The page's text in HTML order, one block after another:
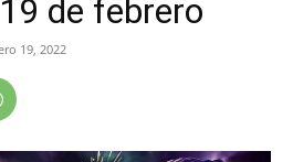
de febrero
19, 2022